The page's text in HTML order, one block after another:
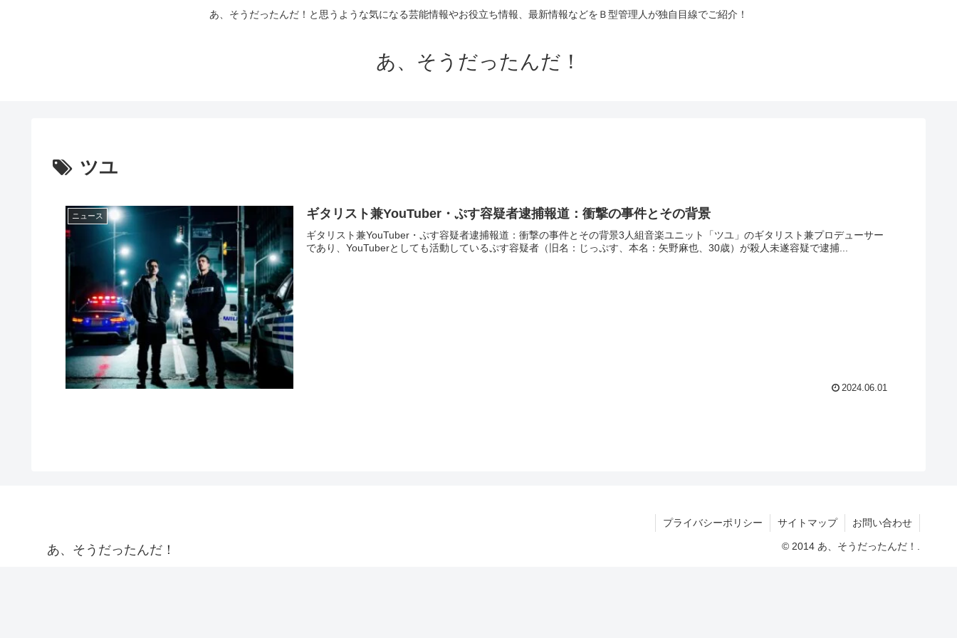
あ、そうだったんだ！と思うような気になる芸能情報やお役立ち情報、最新情報などをＢ型管理人が独自目線でご紹介！
あ、そうだったんだ！
ツユ
ニュース ギタリスト兼YouTuber・ぷす容疑者逮捕報道：衝撃の事件とその背景
ギタリスト兼YouTuber・ぷす容疑者逮捕報道：衝撃の事件とその背景3人組音楽ユニット「ツユ」のギタリスト兼プロデューサー
であり、YouTuberとしても活動しているぷす容疑者（旧名：じっぷす、本名：矢野麻也、30歳）が殺人未遂容疑で逮捕...
2024.06.01
あ、そうだったんだ！
プライバシーポリシー サイトマップ お問い合わせ
© 2014 あ、そうだったんだ！.